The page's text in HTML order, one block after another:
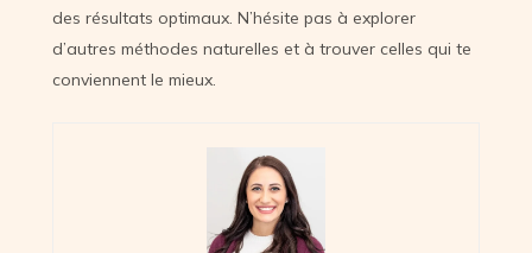
des résultats optimaux. N’hésite pas à explorer
d’autres méthodes naturelles et à trouver celles qui te
conviennent le mieux.